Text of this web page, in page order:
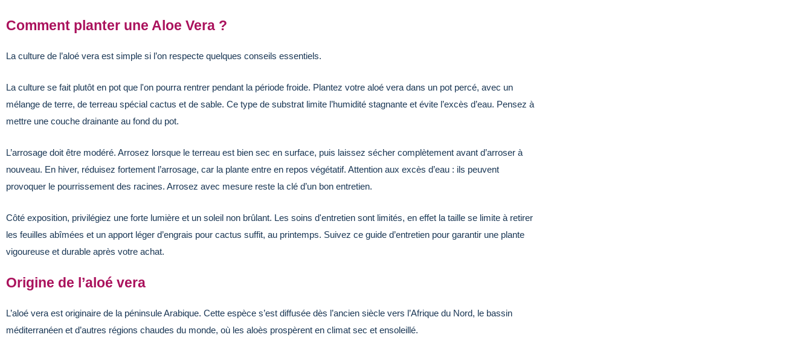
Comment planter une Aloe Vera ?
La culture de l’aloé vera est simple si l’on respecte quelques conseils essentiels.
La culture se fait plutôt en pot que l'on pourra rentrer pendant la période froide. Plantez votre aloé vera dans un pot percé, avec un
mélange de terre, de terreau spécial cactus et de sable. Ce type de substrat limite l’humidité stagnante et évite l’excès d’eau. Pensez à
mettre une couche drainante au fond du pot.
L’arrosage doit être modéré. Arrosez lorsque le terreau est bien sec en surface, puis laissez sécher complètement avant d’arroser à
nouveau. En hiver, réduisez fortement l’arrosage, car la plante entre en repos végétatif. Attention aux excès d’eau : ils peuvent
provoquer le pourrissement des racines. Arrosez avec mesure reste la clé d’un bon entretien.
Côté exposition, privilégiez une forte lumière et un soleil non brûlant. Les soins d'entretien sont limités, en effet la taille se limite à retirer
les feuilles abîmées et un apport léger d’engrais pour cactus suffit, au printemps. Suivez ce guide d’entretien pour garantir une plante
vigoureuse et durable après votre achat.
Origine de l’aloé vera
L’aloé vera est originaire de la péninsule Arabique. Cette espèce s’est diffusée dès l’ancien siècle vers l’Afrique du Nord, le bassin
méditerranéen et d’autres régions chaudes du monde, où les aloès prospèrent en climat sec et ensoleillé.